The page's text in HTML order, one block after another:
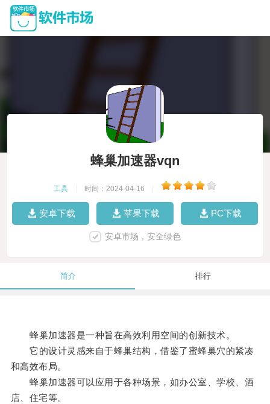
蜂巢加速器vqn
工具 时间：2024-04-16
安卓下载 苹果下载 PC下载
安卓市场，安全绿色
简介 排行
蜂巢加速器是一种旨在高效利用空间的创新技术。
它的设计灵感来自于蜂巢结构，借鉴了蜜蜂巢穴的紧凑
和高效布局。
蜂巢加速器可以应用于各种场景，如办公室、学校、酒
店、住宅等。